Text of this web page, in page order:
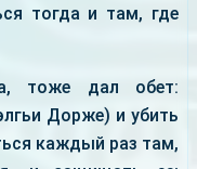
тогда и там, где
тоже дал обет:
Дорже) и убить
каждый раз там,